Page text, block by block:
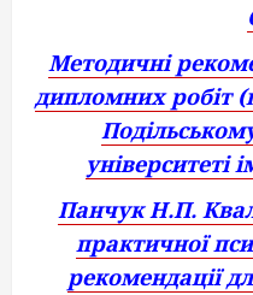
Методичні
дипломних робіт
університеті
Панчук Н.П.
практичної
рекомендації